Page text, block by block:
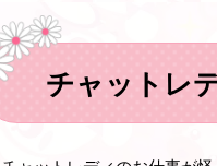
チャットレ